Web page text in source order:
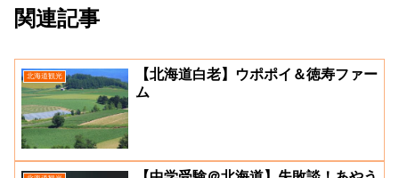
関連記事
北海道観光
【北海道白老】ウポポイ＆徳寿ファー
ム